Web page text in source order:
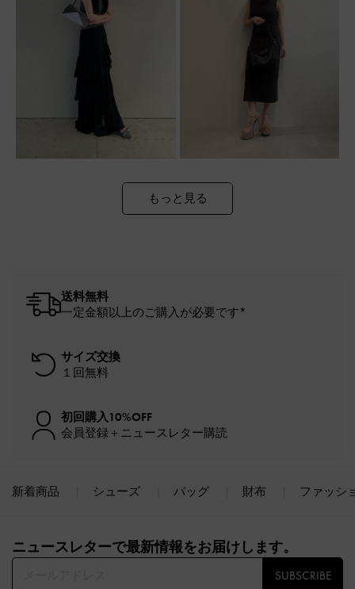
もっと見る
送料無料
一定金額以上のご購入が必要です*
サイズ交換
１回無料
初回購入10%OFF
会員登録＋ニュースレター購読
新着商品 シューズ バッグ 財布 ファッシ
ニュースレターで最新情報をお届けします。​
SUBSCRIBE